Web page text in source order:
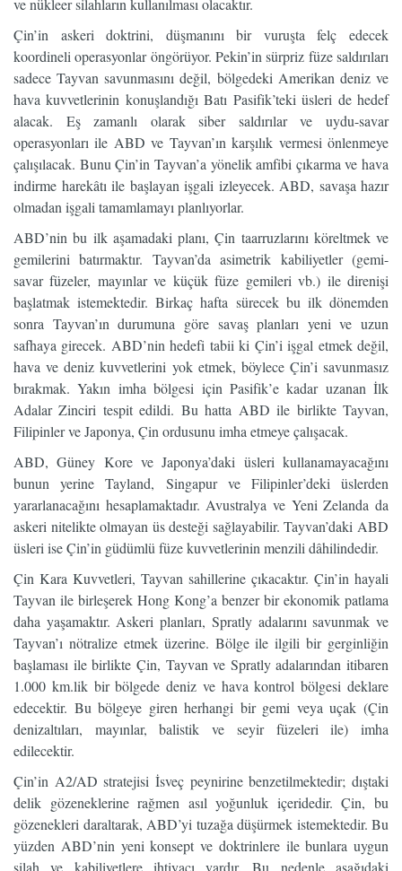
ve nükleer silahların kullanılması olacaktır.
Çin’in askeri doktrini, düşmanını bir vuruşta felç edecek
koordineli operasyonlar öngörüyor. Pekin’in sürpriz füze saldırıları
sadece Tayvan savunmasını değil, bölgedeki Amerikan deniz ve
hava kuvvetlerinin konuşlandığı Batı Pasifik’teki üsleri de hedef
alacak. Eş zamanlı olarak siber saldırılar ve uydu-savar
operasyonları ile ABD ve Tayvan’ın karşılık vermesi önlenmeye
çalışılacak. Bunu Çin’in Tayvan’a yönelik amfibi çıkarma ve hava
indirme harekâtı ile başlayan işgali izleyecek. ABD, savaşa hazır
olmadan işgali tamamlamayı planlıyorlar.
ABD’nin bu ilk aşamadaki planı, Çin taarruzlarını köreltmek ve
gemilerini batırmaktır. Tayvan’da asimetrik kabiliyetler (gemi-
savar füzeler, mayınlar ve küçük füze gemileri vb.) ile direnişi
başlatmak istemektedir. Birkaç hafta sürecek bu ilk dönemden
sonra Tayvan’ın durumuna göre savaş planları yeni ve uzun
safhaya girecek. ABD’nin hedefi tabii ki Çin’i işgal etmek değil,
hava ve deniz kuvvetlerini yok etmek, böylece Çin’i savunmasız
bırakmak. Yakın imha bölgesi için Pasifik’e kadar uzanan İlk
Adalar Zinciri tespit edildi. Bu hatta ABD ile birlikte Tayvan,
Filipinler ve Japonya, Çin ordusunu imha etmeye çalışacak.
ABD, Güney Kore ve Japonya’daki üsleri kullanamayacağını
bunun yerine Tayland, Singapur ve Filipinler’deki üslerden
yararlanacağını hesaplamaktadır. Avustralya ve Yeni Zelanda da
askeri nitelikte olmayan üs desteği sağlayabilir. Tayvan’daki ABD
üsleri ise Çin’in güdümlü füze kuvvetlerinin menzili dâhilindedir.
Çin Kara Kuvvetleri, Tayvan sahillerine çıkacaktır. Çin’in hayali
Tayvan ile birleşerek Hong Kong’a benzer bir ekonomik patlama
daha yaşamaktır. Askeri planları, Spratly adalarını savunmak ve
Tayvan’ı nötralize etmek üzerine. Bölge ile ilgili bir gerginliğin
başlaması ile birlikte Çin, Tayvan ve Spratly adalarından itibaren
1.000 km.lik bir bölgede deniz ve hava kontrol bölgesi deklare
edecektir. Bu bölgeye giren herhangi bir gemi veya uçak (Çin
denizaltıları, mayınlar, balistik ve seyir füzeleri ile) imha
edilecektir.
Çin’in A2/AD stratejisi İsveç peynirine benzetilmektedir; dıştaki
delik gözeneklerine rağmen asıl yoğunluk içeridedir. Çin, bu
gözenekleri daraltarak, ABD’yi tuzağa düşürmek istemektedir. Bu
yüzden ABD’nin yeni konsept ve doktrinlere ile bunlara uygun
silah ve kabiliyetlere ihtiyacı vardır. Bu nedenle aşağıdaki